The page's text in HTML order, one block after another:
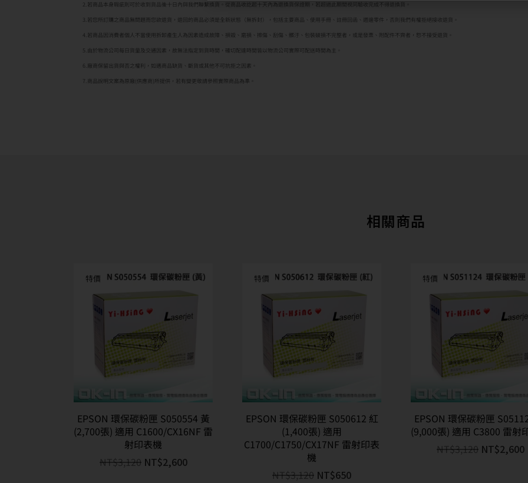
2.若商品本身瑕疵則可於收到貨品後十日內與我們聯繫換貨。從商品收訖起十天內為退換貨保證期，若超過此期間視同驗收完成不得退換貨。
3.若您所訂購之商品無問題而您欲退貨，退回的商品必須是全新狀態（無拆封），包括主要商品、使用手冊、註冊回函、週邊零件，否則我們有權拒絕接收退貨。
4.若商品因消費者個人不當使用拆卸產生人為因素造成故障、損毀、磨損、擦傷、刮傷、髒汙、包裝破損不完整者，或是發票、附配件不齊者，恕不接受退貨。
5.由於物流公司每日貨量及交通因素，故無法指定到貨時間，確切配達時間皆以物流公司實際可配送時間為主。
6.廠商保留出貨與否之權利，如遇商品缺貨、斷貨或其他不可抗拒之因素。
7.商品說明文案為原廠(供應商)所提供，若有變更敬請參照實際商品為準。
相關商品
特價
EPSON 環保碳粉匣 S050554 黃
(2,700張) 適用 C1600/CX16NF 雷
射印表機
NT$3,120 NT$2,600
特價
EPSON 環保碳粉匣 S050612 紅
(1,400張) 適用
C1700/C1750/CX17NF 雷射印表
機
NT$3,120 NT$650
特價
EPSON 環保碳粉匣
(9,000張) 適用 C3800 雷射
NT$3,120 NT$2,600